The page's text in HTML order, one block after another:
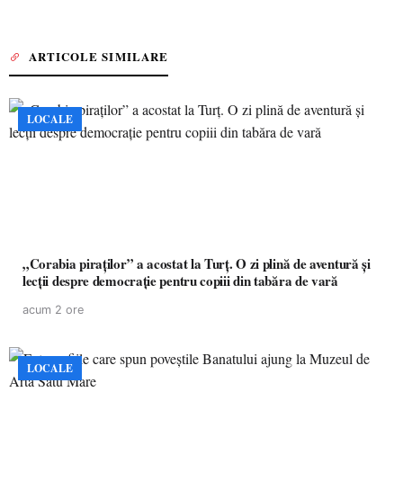
ARTICOLE SIMILARE
LOCALE
„Corabia piraților” a acostat la Turț. O zi plină de aventură și
lecții despre democrație pentru copiii din tabăra de vară
acum 2 ore
LOCALE